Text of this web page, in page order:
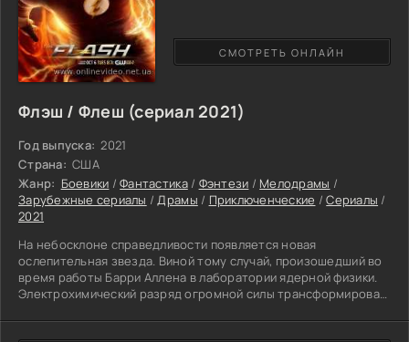
Флэш / Флеш (сериал 2021)
Год выпуска: 2021
Страна: США
Жанр: Боевики /Фантастика/ Фэнтези / Мелодрамы /
Зарубежные сериалы /Драмы / Приключенческие /Сериалы /
2021
На небосклоне справедливости появляется новая
ослепительная звезда. Виной тому случай, произошедший во
время работы Барри Аллена в лаборатории ядерной физики.
Электрохимический разряд огромной силы трансформировал
способностью передвигаться на супер световой скорости.
СМОТРЕТЬ ОНЛАЙН